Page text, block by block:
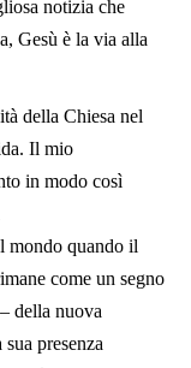
notizia che
Gesù è la via alla
della Chiesa nel
Il mio
in modo così
mondo quando il
come un segno
della nuova
presenza